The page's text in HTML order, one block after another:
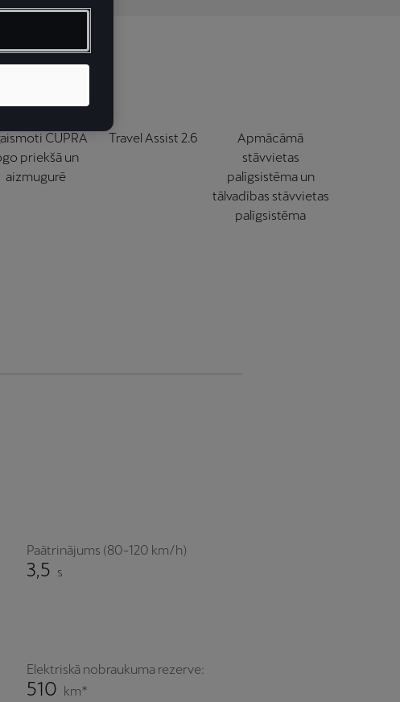
CUPRA
priekšā un
aizmugurē
Travel Assist 2.6
Apmācāmā
stāvvietas
palīgsistēma un
tālvadības stāvvietas
palīgsistēma
Paātrinājums (80-120 km/h)
3,5 s
Elektriskā nobraukuma rezerve:
510 km*